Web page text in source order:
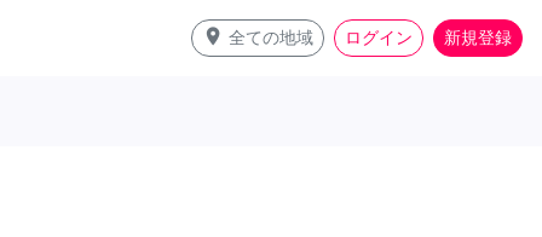
place 全ての地域 ログイン 新規登録